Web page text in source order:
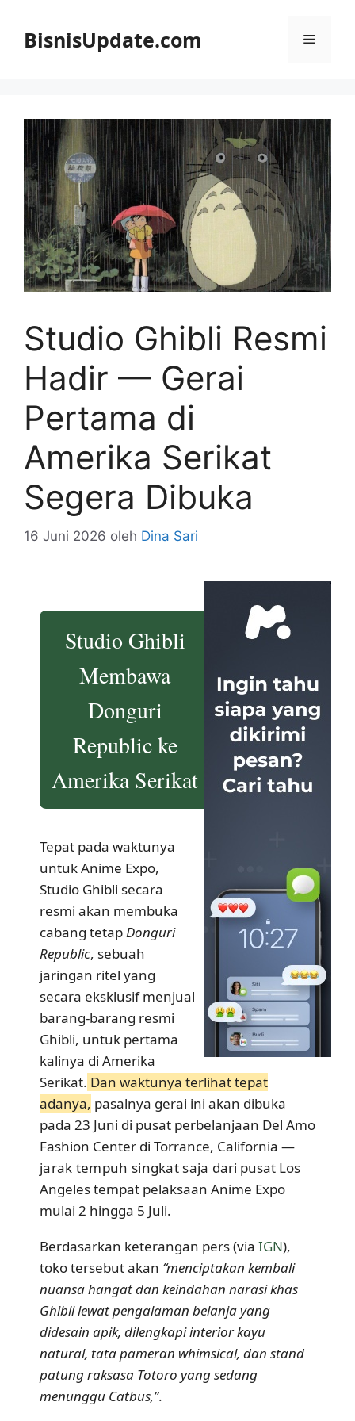
BisnisUpdate.com Menu
Studio Ghibli Resmi
Hadir — Gerai
Pertama di
Amerika Serikat
Segera Dibuka
16 Juni 2026 oleh Dina Sari
Studio Ghibli
Membawa
Donguri
Republic ke
Amerika Serikat
Tepat pada waktunya
untuk Anime Expo,
Studio Ghibli secara
resmi akan membuka
cabang tetapDonguri
Republic, sebuah
jaringan ritel yang
secara eksklusif menjual
barang-barang resmi
Ghibli, untuk pertama
kalinya di Amerika
Serikat. Dan waktunya terlihat tepat
adanya, pasalnya gerai ini akan dibuka
pada 23 Juni di pusat perbelanjaan Del Amo
Fashion Center di Torrance, California —
jarak tempuh singkat saja dari pusat Los
Angeles tempat pelaksaan Anime Expo
mulai 2 hingga 5 Juli.
Berdasarkan keterangan pers (via IGN),
toko tersebut akan “menciptakan kembali
nuansa hangat dan keindahan narasi khas
Ghibli lewat pengalaman belanja yang
didesain apik, dilengkapi interior kayu
natural, tata pameran whimsical, dan stand
patung raksasa Totoro yang sedang
menunggu Catbus,”.